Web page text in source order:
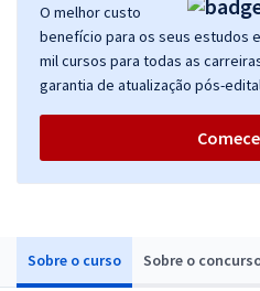
Sobre o curso Sobre o
O melhor custo
benefício para os seus estudos
mil cursos para todas as
garantia de atualização pós-